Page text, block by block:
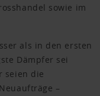
sowie im
als in den ersten
Dämpfer sei
seien die
–